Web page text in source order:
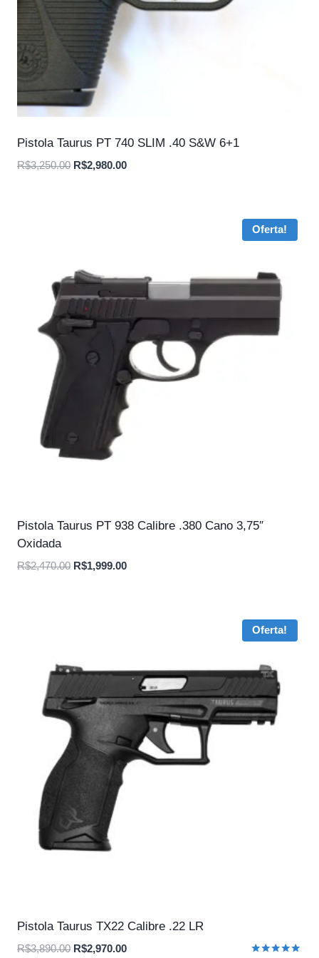
Pistola Taurus PT 740 SLIM .40 S&W 6+1
R$3,250.00 O
R$2,980.00O
Oferta!
Pistola Taurus PT 938 Calibre .380 Cano 3,75″
Oxidada
R$2,470.00 O
R$1,999.00O
Oferta!
Pistola Taurus TX22 Calibre .22 LR
R$3,890.00 O
R$2,970.00O